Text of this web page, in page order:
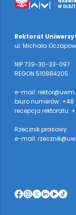
Rektorat
ul. Michała
NIP 739-30-33-097
REGON 510884205
e-mail:
biuro numerów: +48
recepcja rektoratu:
Rzecznik prasowy:
e-mail: